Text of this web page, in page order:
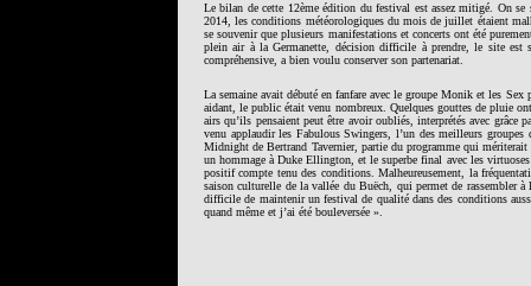
Le bilan de cette 12ème édition du festival est assez mitigé. On
2014, les conditions météorologiques du mois de juillet étaient
se souvenir que plusieurs manifestations et concerts ont été
plein air à la Germanette, décision difficile à prendre, le site est
compréhensive, a bien voulu conserver son partenariat.
La semaine avait débuté en fanfare avec le groupe Monik et les
aidant, le public était venu nombreux. Quelques gouttes de pluie
airs qu’ils pensaient peut être avoir oubliés, interprétés avec grâce
venu applaudir les Fabulous Swingers, l’un des meilleurs
Midnight de Bertrand Tavernier, partie du programme qui
un hommage à Duke Ellington, et le superbe final avec les
positif compte tenu des conditions. Malheureusement, la
saison culturelle de la vallée du Buëch, qui permet de rassembler
difficile de maintenir un festival de qualité dans des conditions
quand même et j’ai été bouleversée ».